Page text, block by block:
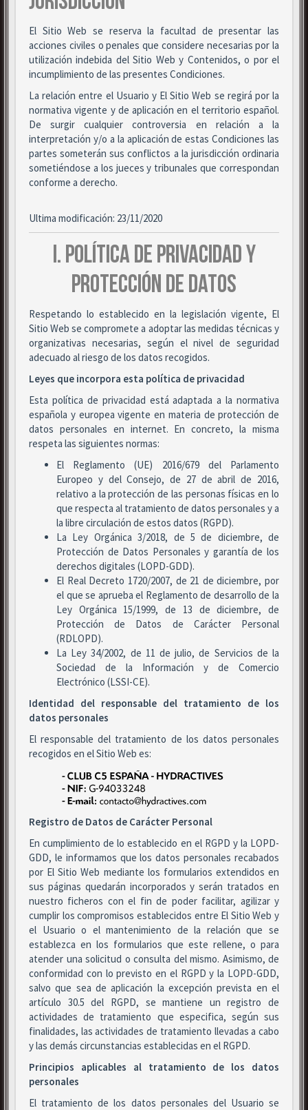
El Sitio Web se reserva la facultad de presentar las
acciones civiles o penales que considere necesarias por la
utilización indebida del Sitio Web y Contenidos, o por el
incumplimiento de las presentes Condiciones.
La relación entre el Usuario y El Sitio Web se regirá por la
normativa vigente y de aplicación en el territorio español.
De surgir cualquier controversia en relación a la
interpretación y/o a la aplicación de estas Condiciones las
partes someterán sus conflictos a la jurisdicción ordinaria
sometiéndose a los jueces y tribunales que correspondan
conforme a derecho.
Ultima modificación: 23/11/2020
I. POLÍTICA DE PRIVACIDAD Y
PROTECCIÓN DE DATOS
Respetando lo establecido en la legislación vigente, El
Sitio Web se compromete a adoptar las medidas técnicas y
organizativas necesarias, según el nivel de seguridad
adecuado al riesgo de los datos recogidos.
Leyes que incorpora esta política de privacidad
Esta política de privacidad está adaptada a la normativa
española y europea vigente en materia de protección de
datos personales en internet. En concreto, la misma
respeta las siguientes normas:
El Reglamento (UE) 2016/679 del Parlamento
Europeo y del Consejo, de 27 de abril de 2016,
relativo a la protección de las personas físicas en lo
que respecta al tratamiento de datos personales y a
la libre circulación de estos datos (RGPD).
La Ley Orgánica 3/2018, de 5 de diciembre, de
Protección de Datos Personales y garantía de los
derechos digitales (LOPD-GDD).
El Real Decreto 1720/2007, de 21 de diciembre, por
el que se aprueba el Reglamento de desarrollo de la
Ley Orgánica 15/1999, de 13 de diciembre, de
Protección de Datos de Carácter Personal
(RDLOPD).
La Ley 34/2002, de 11 de julio, de Servicios de la
Sociedad de la Información y de Comercio
Electrónico (LSSI-CE).
Identidad del responsable del tratamiento de los
datos personales
El responsable del tratamiento de los datos personales
recogidos en el Sitio Web es:
Registro de Datos de Carácter Personal
En cumplimiento de lo establecido en el RGPD y la LOPD-
GDD, le informamos que los datos personales recabados
por El Sitio Web mediante los formularios extendidos en
sus páginas quedarán incorporados y serán tratados en
nuestro ficheros con el fin de poder facilitar, agilizar y
cumplir los compromisos establecidos entre El Sitio Web y
el Usuario o el mantenimiento de la relación que se
establezca en los formularios que este rellene, o para
atender una solicitud o consulta del mismo. Asimismo, de
conformidad con lo previsto en el RGPD y la LOPD-GDD,
salvo que sea de aplicación la excepción prevista en el
artículo 30.5 del RGPD, se mantiene un registro de
actividades de tratamiento que especifica, según sus
finalidades, las actividades de tratamiento llevadas a cabo
y las demás circunstancias establecidas en el RGPD.
Principios aplicables al tratamiento de los datos
personales
El tratamiento de los datos personales del Usuario se